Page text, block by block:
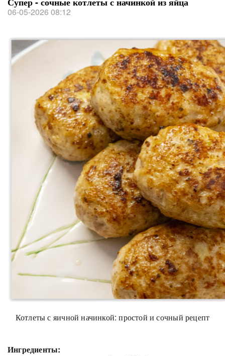
06-05-2026 08:12
Котлеты с яичной начинкой: простой и сочный рецепт
Ингредиенты: